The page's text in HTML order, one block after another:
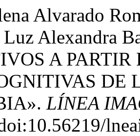
Alvarado
Alexandra
A
DE
LÍNEA